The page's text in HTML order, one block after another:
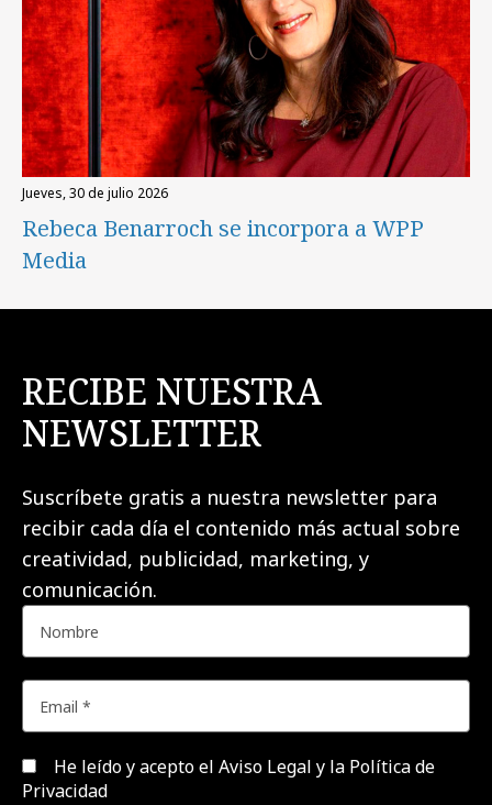
jueves, 30 de julio 2026
Rebeca Benarroch se incorpora a WPP
Media
RECIBE NUESTRA
NEWSLETTER
Suscríbete gratis a nuestra newsletter para
recibir cada día el contenido más actual sobre
creatividad, publicidad, marketing, y
comunicación.
He leído y acepto el Aviso Legal y la Política de
Privacidad